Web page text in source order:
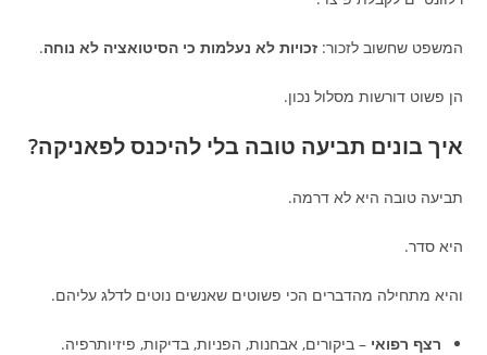
המשפט שחשוב לזכור:זכויות לא נעלמות כי הסיטואציה לא נוחה.
הן פשוט דורשות מסלול נכון.
איך בונים תביעה טובה בלי להיכנס לפאניקה?
תביעה טובה היא לא דרמה.
היא סדר.
והיא מתחילה מהדברים הכי פשוטים שאנשים נוטים לדלג עליהם.
רצף רפואי – ביקורים, אבחנות, הפניות, בדיקות, פיזיותרפיה.